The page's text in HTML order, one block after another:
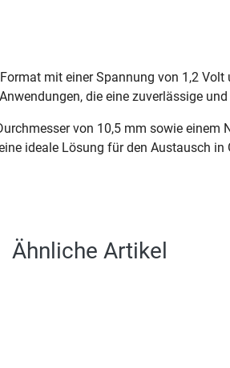
mit einer Spannung von 1,2
die eine zuverlässige
von 10,5 mm sowie
ideale Lösung für den Austausch in
Ähnliche Artikel